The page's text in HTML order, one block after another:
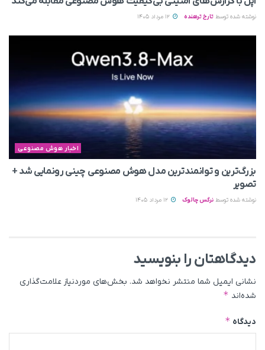
نوشته شده توسط تارخ ترهنده
اخبار هوش مصنوعی
بزرگ‌ترین و توانمندترین مدل هوش مصنوعی چینی رونمایی شد +
تصویر
نوشته شده توسط نرگس چالوک
دیدگاهتان را بنویسید
نشانی ایمیل شما منتشر نخواهد شد. بخش‌های موردنیاز علامت‌گذاری
شده‌اند *
دیدگاه *